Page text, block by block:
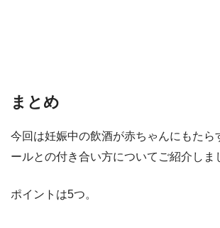
まとめ
今回は妊娠中の飲酒が赤ちゃんにもたら
ールとの付き合い方についてご紹介しま
ポイントは5つ。